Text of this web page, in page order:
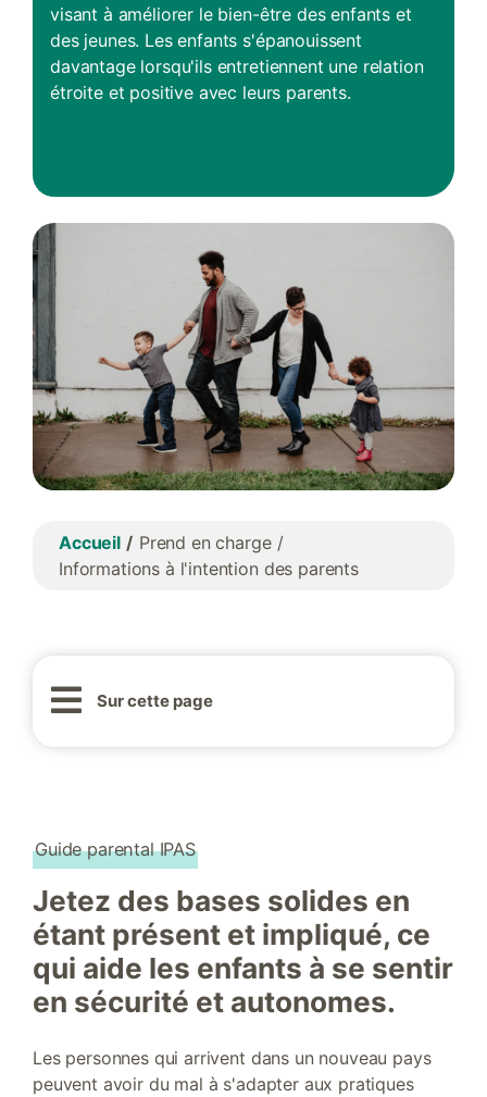
visant à améliorer le bien-être des enfants et
des jeunes. Les enfants s'épanouissent
davantage lorsqu'ils entretiennent une relation
étroite et positive avec leurs parents.
Accueil
Prend en charge
Informations à l'intention des parents
Sur cette page
Guide parental IPAS
Jetez des bases solides en
étant présent et impliqué, ce
qui aide les enfants à se sentir
en sécurité et autonomes.
Les personnes qui arrivent dans un nouveau pays
peuvent avoir du mal à s'adapter aux pratiques